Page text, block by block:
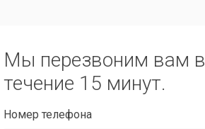
Мы перезвоним вам в
течение 15 минут.
Номер телефона